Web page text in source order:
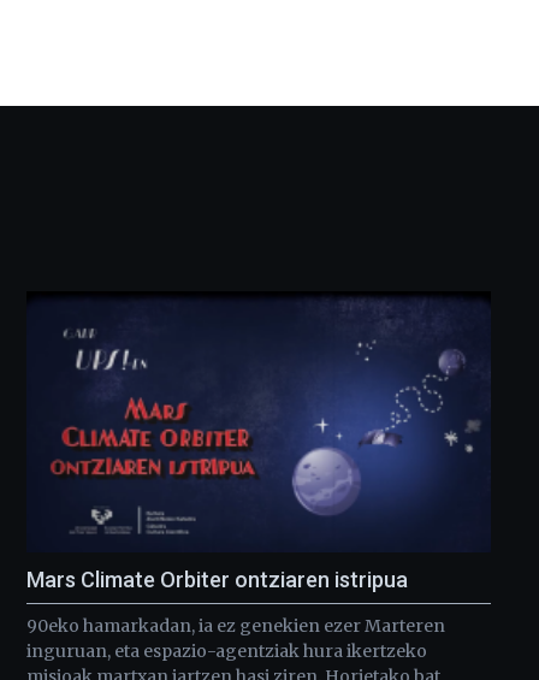
Mars Climate Orbiter ontziaren istripua
90eko hamarkadan, ia ez genekien ezer Marteren
inguruan, eta espazio-agentziak hura ikertzeko